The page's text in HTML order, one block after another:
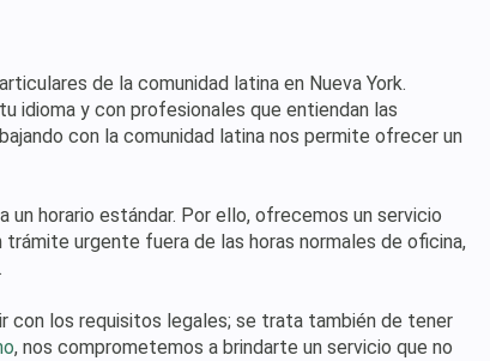
de la comunidad latina en Nueva York.
idioma y con profesionales que entiendan las
con la comunidad latina nos permite ofrecer un
horario estándar. Por ello, ofrecemos un servicio
urgente fuera de las horas normales de oficina,
con los requisitos legales; se trata también de tener
, nos comprometemos a brindarte un servicio que no